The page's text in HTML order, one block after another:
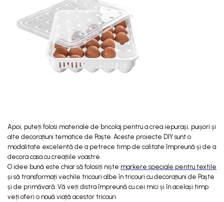
Apoi, puteți folosi materiale de bricolaj pentru a crea iepurași, puișori și
alte decorațiuni tematice de Paște. Aceste proiecte DIY sunt o
modalitate excelentă de a petrece timp de calitate împreună și de a
decora casa cu creațiile voastre.
O idee bună este chiar să folosiți niște markere speciale pentru textile
și să transformați vechile tricouri albe în tricouri cu decorațiuni de Paște
și de primăvară. Vă veți distra împreună cu cei mici și în același timp
veți oferi o nouă viață acestor tricouri.